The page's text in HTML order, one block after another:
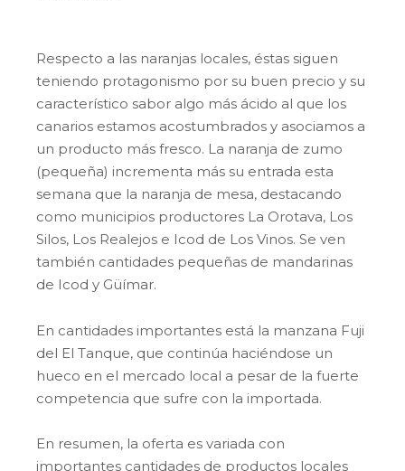
Respecto a las naranjas locales, éstas siguen
teniendo protagonismo por su buen precio y su
característico sabor algo más ácido al que los
canarios estamos acostumbrados y asociamos a
un producto más fresco. La naranja de zumo
(pequeña) incrementa más su entrada esta
semana que la naranja de mesa, destacando
como municipios productores La Orotava, Los
Silos, Los Realejos e Icod de Los Vinos. Se ven
también cantidades pequeñas de mandarinas
de Icod y Güímar.
En cantidades importantes está la manzana Fuji
del El Tanque, que continúa haciéndose un
hueco en el mercado local a pesar de la fuerte
competencia que sufre con la importada.
En resumen, la oferta es variada con
importantes cantidades de productos locales